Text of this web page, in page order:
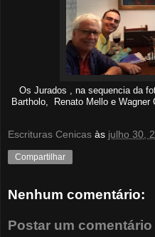
Os Jurados , na sequencia da
Bartholo, Renato Mello e Wagner
Escrituras Cenicas às julho 30,
Compartilhar
Nenhum comentário:
Postar um comentário